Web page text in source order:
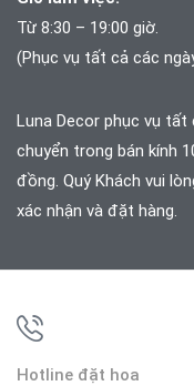
Từ 8:30 – 19:00 giờ.
(Phục vụ tất cả các
Luna Decor phục vụ
chuyển trong bán kính
đồng. Quý Khách vui
xác nhận và đặt hàng.
Hotline đặt hoa